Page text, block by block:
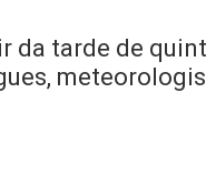
da tarde de